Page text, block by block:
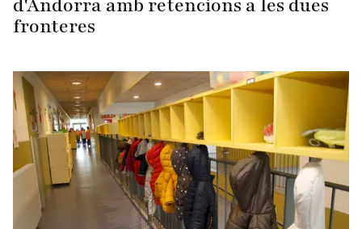
d'Andorra amb retencions a les dues
fronteres